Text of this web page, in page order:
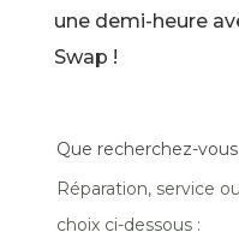
une demi-heure
Swap !
Que recherchez-vous
Réparation, service
choix ci-dessous :